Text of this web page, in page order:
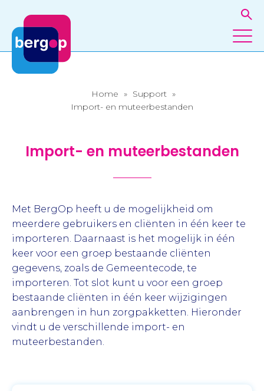
Home » Support »
Import- en muteerbestanden
Import- en muteerbestanden
Met BergOp heeft u de mogelijkheid om
meerdere gebruikers en cliënten in één keer te
importeren. Daarnaast is het mogelijk in één
keer voor een groep bestaande cliënten
gegevens, zoals de Gemeentecode, te
importeren. Tot slot kunt u voor een groep
bestaande cliënten in één keer wijzigingen
aanbrengen in hun zorgpakketten. Hieronder
vindt u de verschillende import- en
muteerbestanden.